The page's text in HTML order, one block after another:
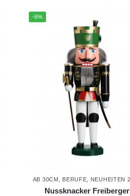
-6%
AB 30CM BERUFE NEUHEITEN
Nussknacker Freiberger